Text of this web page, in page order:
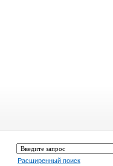
Расширенный поиск